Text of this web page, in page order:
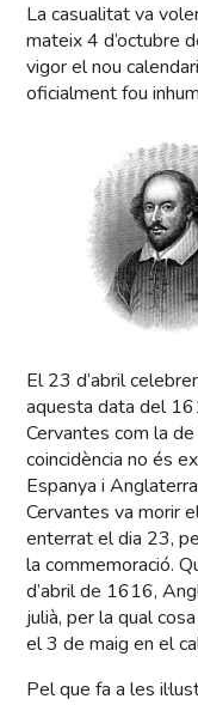
La casualitat va
mateix 4 d’octubre
vigor el nou
oficialment fou
El 23 d’abril
aquesta data del
Cervantes com la
coincidència no és
Espanya i
Cervantes va morir
enterrat el dia 23,
la commemoració.
d’abril de 1616,
julià, per la qual
el 3 de maig en el
Pel que fa a les